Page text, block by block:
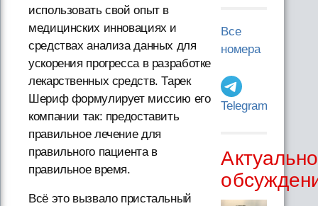
использовать свой опыт в
медицинских инновациях и
средствах анализа данных для
ускорения прогресса в разработке
лекарственных средств. Тарек
Шериф формулирует миссию его
компании так: предоставить
правильное лечение для
правильного пациента в
правильное время.
Всё это вызвало пристальный
Все
номера
Telegram